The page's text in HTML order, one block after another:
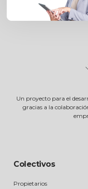
Un proyecto para el
gracias a la
Colectivos
Propietarios